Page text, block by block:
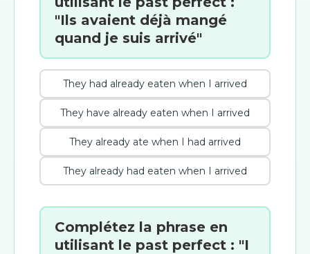
"Ils avaient déjà mangé
quand je suis arrivé"
They had already eaten when I arrived
They have already eaten when I arrived
They already ate when I had arrived
They already had eaten when I arrived
Complétez la phrase en
utilisant le past perfect : "I